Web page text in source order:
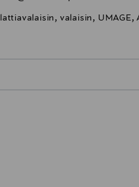
lattiavalaisin, valaisin,